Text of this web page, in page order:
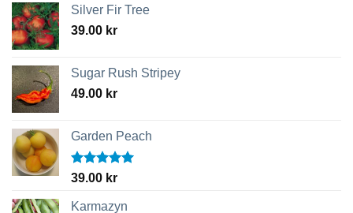
Silver Fir Tree
39.00 kr
Sugar Rush Stripey
49.00 kr
Garden Peach
Betygsatt
39.00 kr
Karmazyn